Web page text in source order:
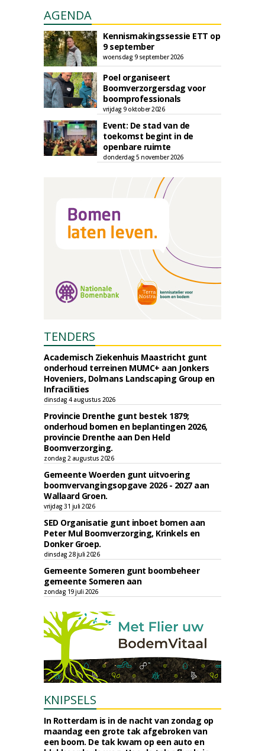
AGENDA
Kennismakingssessie ETT op
9 september
woensdag 9 september 2026
Poel organiseert
Boomverzorgersdag voor
boomprofessionals
vrijdag 9 oktober 2026
Event: De stad van de
toekomst begint in de
openbare ruimte
donderdag 5 november 2026
TENDERS
Academisch Ziekenhuis Maastricht gunt
onderhoud terreinen MUMC+ aan Jonkers
Hoveniers, Dolmans Landscaping Group en
Infracilities
dinsdag 4 augustus 2026
Provincie Drenthe gunt bestek 1879;
onderhoud bomen en beplantingen 2026,
provincie Drenthe aan Den Held
Boomverzorging.
zondag 2 augustus 2026
Gemeente Woerden gunt uitvoering
boomvervangingsopgave 2026 - 2027 aan
Wallaard Groen.
vrijdag 31 juli 2026
SED Organisatie gunt inboet bomen aan
Peter Mul Boomverzorging, Krinkels en
Donker Groep.
dinsdag 28 juli 2026
Gemeente Someren gunt boombeheer
gemeente Someren aan
zondag 19 juli 2026
KNIPSELS
In Rotterdam is in de nacht van zondag op
maandag een grote tak afgebroken van
een boom. De tak kwam op een auto en